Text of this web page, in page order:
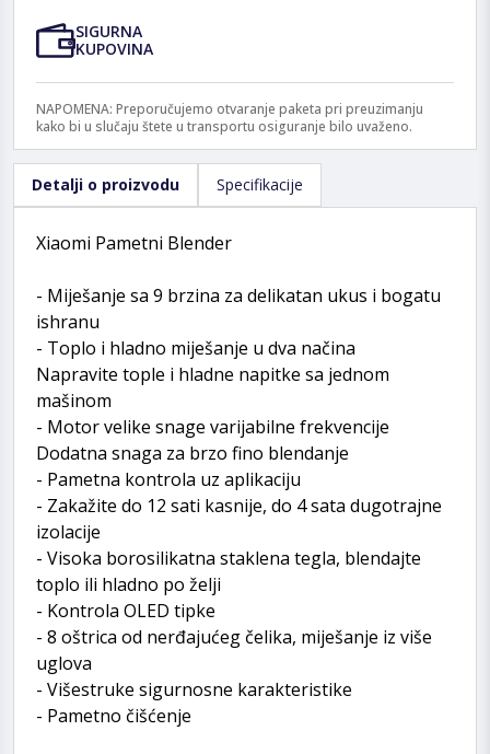
SIGURNA
KUPOVINA
NAPOMENA: Preporučujemo otvaranje paketa pri preuzimanju
kako bi u slučaju štete u transportu osiguranje bilo uvaženo.
Detalji o proizvodu Specifikacije
Xiaomi Pametni Blender
- Miješanje sa 9 brzina za delikatan ukus i bogatu
ishranu
- Toplo i hladno miješanje u dva načina
Napravite tople i hladne napitke sa jednom
mašinom
- Motor velike snage varijabilne frekvencije
Dodatna snaga za brzo fino blendanje
- Pametna kontrola uz aplikaciju
- Zakažite do 12 sati kasnije, do 4 sata dugotrajne
izolacije
- Visoka borosilikatna staklena tegla, blendajte
toplo ili hladno po želji
- Kontrola OLED tipke
- 8 oštrica od nerđajućeg čelika, miješanje iz više
uglova
- Višestruke sigurnosne karakteristike
- Pametno čišćenje